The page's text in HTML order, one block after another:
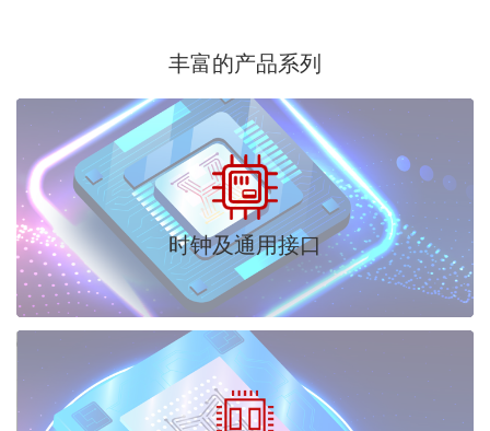
丰富的产品系列
时钟及通用接口